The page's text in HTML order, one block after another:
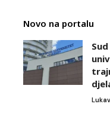
Novo na portalu